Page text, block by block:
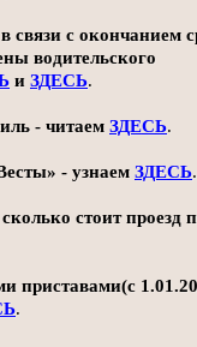
связи с окончанием
водительского
и ЗДЕСЬ.
- читаем ЗДЕСЬ.
- узнаем ЗДЕСЬ.
стоит проезд
приставами(с
.